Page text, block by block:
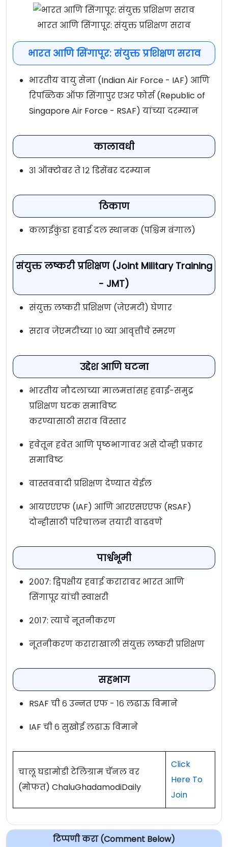
भारत आणि सिंगापूर: संयुक्त प्रशिक्षण सराव
भारत आणि सिंगापूर: संयुक्त प्रशिक्षण सराव
भारतीय वायु सेना (Indian Air Force - IAF) आणि
रिपब्लिक ऑफ सिंगापुर एअर फोर्स (Republic of
Singapore Air Force - RSAF) यांच्या दरम्यान
कालावधी
३१ ऑक्टोबर ते १२ डिसेंबर दरम्यान
ठिकाण
कलाईकुंडा हवाई दल स्थानक (पश्चिम बंगाल)
संयुक्त लष्करी प्रशिक्षण (Joint Military Training
- JMT)
संयुक्त लष्करी प्रशिक्षण (जेएमटी) घेणार
सराव जेएमटीच्या १० व्या आवृत्तीचे स्मरण
उद्देश आणि घटना
भारतीय नौदलाच्या मालमत्तांसह हवाई-समुद्र
प्रशिक्षण घटक समाविष्ट
करण्यासाठी सराव विस्तार
हवेतून हवेत आणि पृष्ठभागावर असे दोन्ही प्रकार
समाविष्ट
वास्तववादी प्रशिक्षण देण्यात येईल
आयएएएफ (IAF) आणि आरएसएएफ (RSAF)
दोन्हीसाठी परिचालन तयारी वाढवणे
पार्श्वभूमी
२००७: द्विपक्षीय हवाई करारावर भारत आणि
सिंगापूर यांची स्वाक्षरी
२०१७: त्याचे नूतनीकरण
नूतनीकरण कराराखाली संयुक्त लष्करी प्रशिक्षण
सहभाग
RSAF ची ६ उन्नत एफ - १६ लढाऊ विमाने
IAF ची ६ सुखोई लढाऊ विमाने
चालू घडामोडी टेलिग्राम चॅनल वर
(मोफत) ChaluGhadamodiDaily
Click
Here To
Join
टिप्पणी करा (Comment Below)